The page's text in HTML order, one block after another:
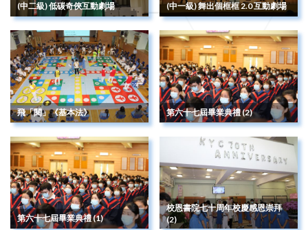
(中二級) 低碳奇俠互動劇場 (中一級) 舞出個框框 2.0 互動劇場
飛「閱」《基本法》 第六十七屆畢業典禮 (2)
第六十七屆畢業典禮 (1)
校恩書院七十周年校慶感恩崇拜
(2)